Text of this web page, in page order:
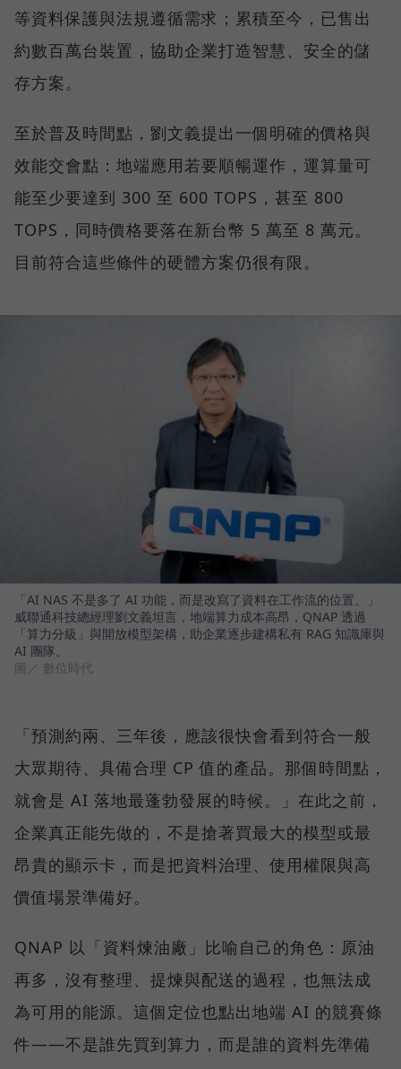
等資料保護與法規遵循需求；累積至今，已售出
約數百萬台裝置，協助企業打造智慧、安全的儲
存方案。
至於普及時間點，劉文義提出一個明確的價格與
效能交會點：地端應用若要順暢運作，運算量可
能至少要達到 300 至 600 TOPS，甚至 800
TOPS，同時價格要落在新台幣 5 萬至 8 萬元。
目前符合這些條件的硬體方案仍很有限。
「AI NAS 不是多了 AI 功能，而是改寫了資料在工作流的位置。」
威聯通科技總經理劉文義坦言，地端算力成本高昂，QNAP 透過
「算力分級」與開放模型架構，助企業逐步建構私有 RAG 知識庫與
AI 團隊。
圖／ 數位時代
「預測約兩、三年後，應該很快會看到符合一般
大眾期待、具備合理 CP 值的產品。那個時間點，
就會是 AI 落地最蓬勃發展的時候。」在此之前，
企業真正能先做的，不是搶著買最大的模型或最
昂貴的顯示卡，而是把資料治理、使用權限與高
價值場景準備好。
QNAP 以「資料煉油廠」比喻自己的角色：原油
再多，沒有整理、提煉與配送的過程，也無法成
為可用的能源。這個定位也點出地端 AI 的競賽條
件——不是誰先買到算力，而是誰的資料先準備